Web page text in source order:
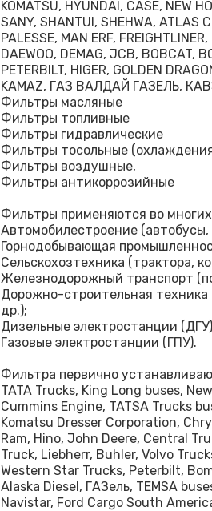
KOMATSU, HYUNDAI, CASE, NEW
SANY, SHANTUI, SHEHWA, ATLAS
PALESSE, MAN ERF,
DAEWOO, DEMAG, JCB, BOBCAT,
PETERBILT, HIGER, GOLDEN
KAMAZ, ГАЗ ВАЛДАЙ ГАЗЕЛЬ,
Фильтры масляные
Фильтры топливные
Фильтры гидравлические
Фильтры тосольные
Фильтры воздушные,
Фильтры антикоррозийные
Фильтры применяются во
Автомобилестроение (автобусы,
Горнодобывающая
Сельскохозтехника (трактора,
Железнодорожный транспорт
Дорожно-строительная техника
др.);
Дизельные электростанции
Газовые электростанции (ГПУ).
Фильтра первично
TATA Trucks, King Long buses,
Cummins Engine, TATSA Trucks
Komatsu Dresser Corporation,
Ram, Hino, John Deere, Central
Truck, Liebherr, Buhler, Volvo
Western Star Trucks, Peterbilt,
Alaska Diesel, ГАЗель, TEMSA
Navistar, Ford Cargo South